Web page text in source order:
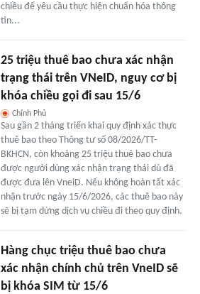
chiều để yêu cầu thực hiện chuẩn hóa thông
tin...
25 triệu thuê bao chưa xác nhận
trạng thái trên VNeID, nguy cơ bị
khóa chiều gọi đi sau 15/6
Chính Phủ
Sau gần 2 tháng triển khai quy định xác thực
thuê bao theo Thông tư số 08/2026/TT-
BKHCN, còn khoảng 25 triệu thuê bao chưa
được người dùng xác nhận trạng thái dù đã
được đưa lên VneiD. Nếu không hoàn tất xác
nhận trước ngày 15/6/2026, các thuê bao này
sẽ bị tạm dừng dịch vụ chiều đi theo quy định.
Hàng chục triệu thuê bao chưa
xác nhận chính chủ trên VneID sẽ
bị khóa SIM từ 15/6